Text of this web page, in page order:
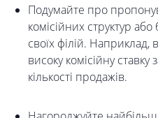
Подумайте про
комісійних структур
своїх філій.
високу комісійну
кількості продажів.